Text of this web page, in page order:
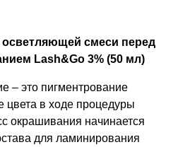
осветляющей смеси перед
Lash&Go 3% (50 мл)
– это пигментрование
цвета в ходе процедуры
окрашивания начинается
для ламинирования